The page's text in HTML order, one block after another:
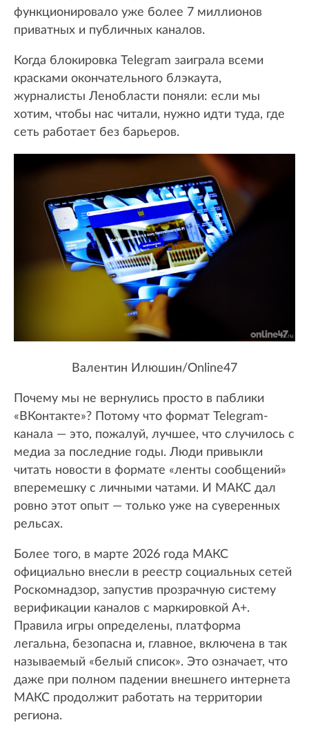
функционировало уже более 7 миллионов
приватных и публичных каналов.
Когда блокировка Telegram заиграла всеми
красками окончательного блэкаута,
журналисты Ленобласти поняли: если мы
хотим, чтобы нас читали, нужно идти туда, где
сеть работает без барьеров.
Валентин Илюшин/Online47
Почему мы не вернулись просто в паблики
«ВКонтакте»? Потому что формат Telegram-
канала — это, пожалуй, лучшее, что случилось с
медиа за последние годы. Люди привыкли
читать новости в формате «ленты сообщений»
вперемешку с личными чатами. И МАКС дал
ровно этот опыт — только уже на суверенных
рельсах.
Более того, в марте 2026 года МАКС
официально внесли в реестр социальных сетей
Роскомнадзор, запустив прозрачную систему
верификации каналов с маркировкой А+.
Правила игры определены, платформа
легальна, безопасна и, главное, включена в так
называемый «белый список». Это означает, что
даже при полном падении внешнего интернета
МАКС продолжит работать на территории
региона.